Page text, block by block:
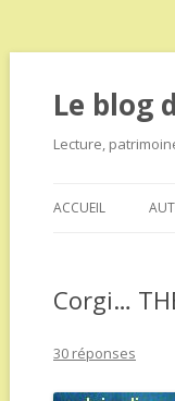
Le blog
Lecture,
ACCUEIL
Corgi…
30 réponses